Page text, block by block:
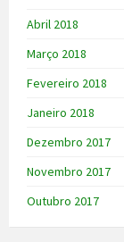
Abril 2018
Março 2018
Fevereiro 2018
Janeiro 2018
Dezembro 2017
Novembro 2017
Outubro 2017